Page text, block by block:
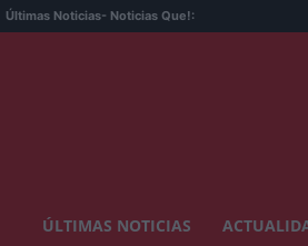
Últimas Noticias- Noticias Que!:
ÚLTIMAS NOTICIAS